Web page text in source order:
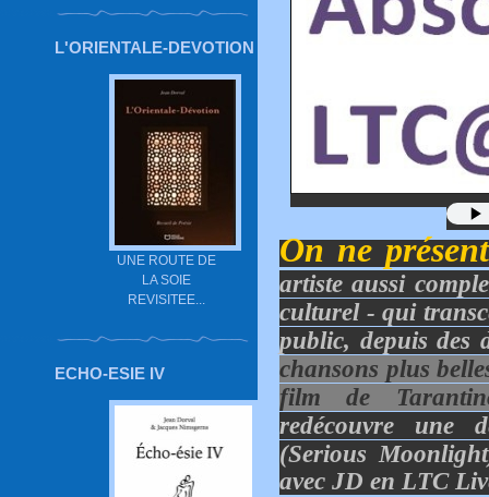
L'ORIENTALE-DEVOTION
UNE ROUTE DE
LA SOIE
REVISITEE...
ECHO-ESIE IV
On ne
artiste aussi
culturel - qui
public, depuis des
chansons plus
film de
redécouvre une
(Serious
avec JD en LTC